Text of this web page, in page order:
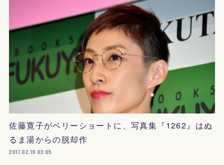
佐藤寛子がベリーショートに、写真集『1262』はぬ
るま湯からの脱却作
2017.02.19 03:05